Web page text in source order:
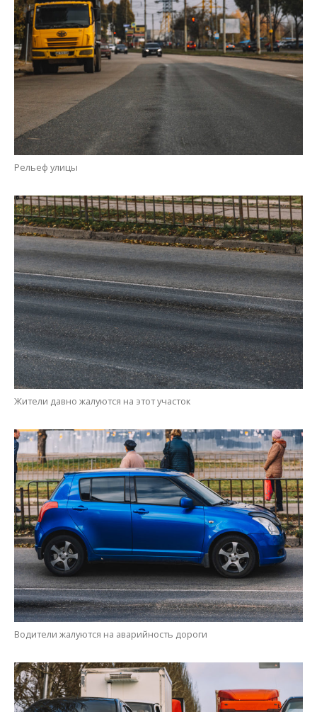
Рельеф улицы
Жители давно жалуются на этот участок
Водители жалуются на аварийность дороги